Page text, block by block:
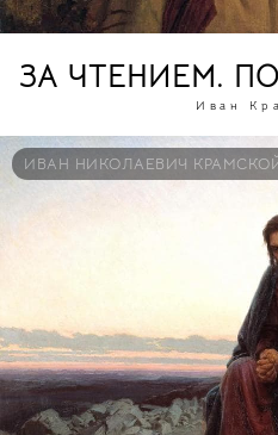
ЗА ЧТЕНИЕМ.
Иван
ИВАН НИКОЛАЕВИЧ